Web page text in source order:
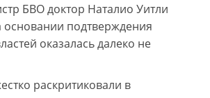
БВО доктор Наталио Уитли
основании подтверждения
оказалась далеко не
раскритиковали в